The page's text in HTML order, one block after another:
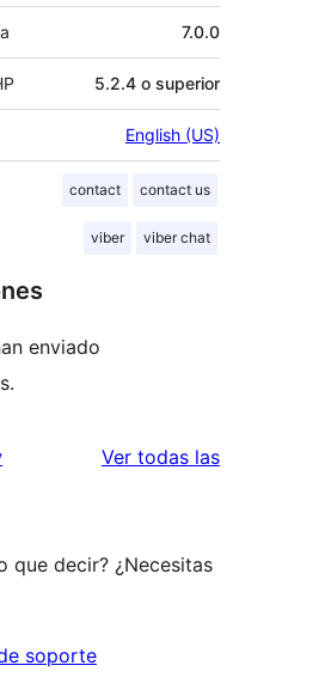
7.0.0
5.2.4 o superior
English (US)
contact contact us
viber viber chat
enviado
Ver todas las
que decir? ¿Necesitas
soporte